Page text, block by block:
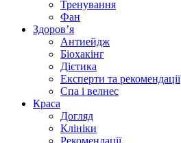
Тренування
Фан
Здоров’я
Антиейдж
Біохакінг
Дієтика
Експерти та рекомендації
Спа i велнес
Краса
Догляд
Клініки